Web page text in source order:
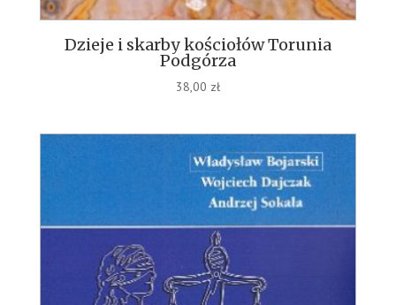
Dzieje i skarby kościołów Torunia
Podgórza
38,00 zł